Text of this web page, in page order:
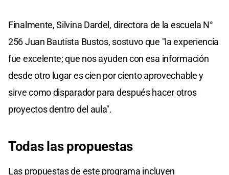
Finalmente, Silvina Dardel, directora de la escuela N°
256 Juan Bautista Bustos, sostuvo que "la experiencia
fue excelente; que nos ayuden con esa información
desde otro lugar es cien por ciento aprovechable y
sirve como disparador para después hacer otros
proyectos dentro del aula".
Todas las propuestas
Las propuestas de este programa incluyen